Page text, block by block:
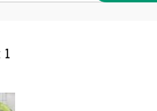
ricerca
1